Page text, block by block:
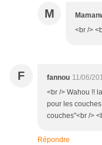
M
<br />
F fannou 11/06/
<br /> Wahou !!
pour les
couches"<br />
Répondre